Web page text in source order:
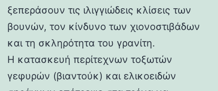
ξεπεράσουν τις ιλιγγιώδεις κλίσεις των
βουνών, τον κίνδυνο των χιονοστιβάδων
και τη σκληρότητα του γρανίτη.
Η κατασκευή περίτεχνων τοξωτών
γεφυρών (βιαντούκ) και ελικοειδών